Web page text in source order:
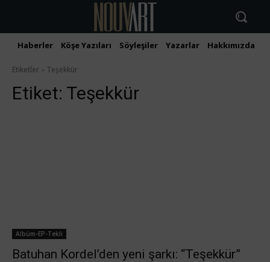
Haberler Köşe Yazıları Söyleşiler Yazarlar Hakkımızda
Etiketler Teşekkür
Etiket: Teşekkür
Albüm-EP-Tekli
Batuhan Kordel’den yeni şarkı: “Teşekkür”